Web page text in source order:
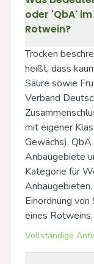
oder 'QbA'
Rotwein?
Trocken
heißt, dass
Säure sowie
Verband
mit eigener
Gewächs).
Anbaugebiete
Kategorie für
Einordnung
eines Rotweins.
Vollständige